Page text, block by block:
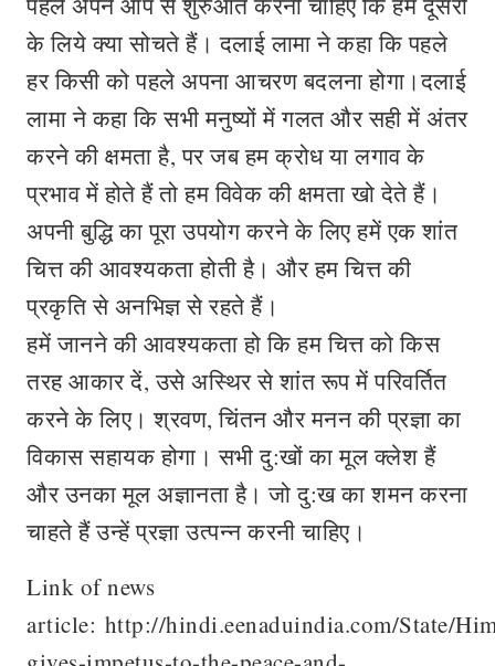
के लिये क्या सोचते हैं। दलाई लामा ने कहा कि पहले
हर किसी को पहले अपना आचरण बदलना होगा।दलाई
लामा ने कहा कि सभी मनुष्यों में गलत और सही में अंतर
करने की क्षमता है, पर जब हम क्रोध या लगाव के
प्रभाव में होते हैं तो हम विवेक की क्षमता खो देते हैं।
अपनी बुद्धि का पूरा उपयोग करने के लिए हमें एक शांत
चित्त की आवश्यकता होती है। और हम चित्त की
प्रकृति से अनभिज्ञ से रहते हैं।
हमें जानने की आवश्यकता हो कि हम चित्त को किस
तरह आकार दें, उसे अस्थिर से शांत रूप में परिवर्तित
करने के लिए। श्रवण, चिंतन और मनन की प्रज्ञा का
विकास सहायक होगा। सभी दु:खों का मूल क्लेश हैं
और उनका मूल अज्ञानता है। जो दु:ख का शमन करना
चाहते हैं उन्हें प्रज्ञा उत्पन्न करनी चाहिए।
Link of news
article: http://hindi.eenaduindia.com/State/